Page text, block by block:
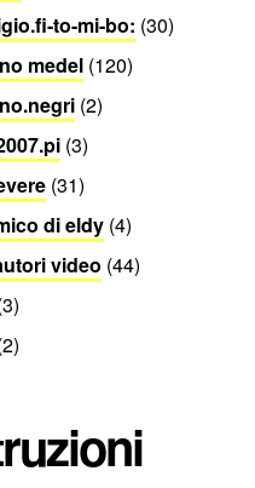
to-mi-bo: (30)
medel (120)
(2)
(3)
(31)
di eldy (4)
video (44)